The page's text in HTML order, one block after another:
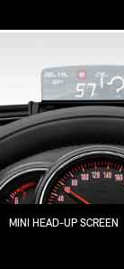
MINI HEAD-UP SCREEN